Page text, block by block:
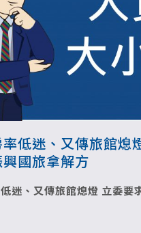
低迷、又傳旅館熄
國旅拿解方
迷、又傳旅館熄燈 立委要